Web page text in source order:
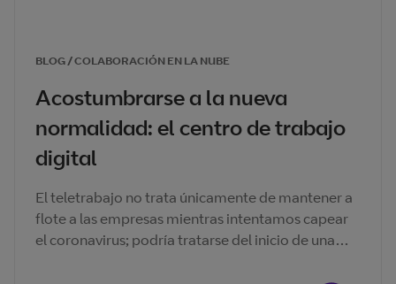
BLOG / COLABORACIÓN EN LA NUBE
Acostumbrarse a la nueva
normalidad: el centro de trabajo
digital
El teletrabajo no trata únicamente de mantener a
flote a las empresas mientras intentamos capear
el coronavirus; podría tratarse del inicio de una